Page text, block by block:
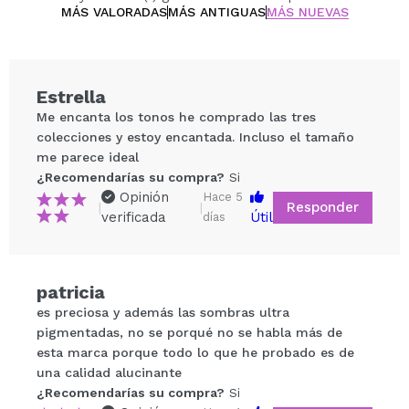
MÁS VALORADASMÁS ANTIGUASMÁS NUEVAS
Tu vídeo podría ser el primero. Imagínatelo...
¿Recomendarías su compra? Si
Estrella
Me encanta los tonos he comprado las tres
colecciones y estoy encantada. Incluso el tamaño
me parece ideal
¿Recomendarías su compra? Si
|
Opinión
verificada
|
Hace 5
días
Útil
Responder
patricia
es preciosa y además las sombras ultra
pigmentadas, no se porqué no se habla más de
esta marca porque todo lo que he probado es de
una calidad alucinante
¿Recomendarías su compra? Si